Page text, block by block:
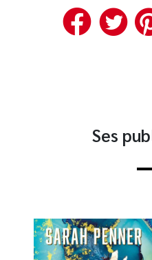
Meilleurs vendeurs
Page vedette
Ses